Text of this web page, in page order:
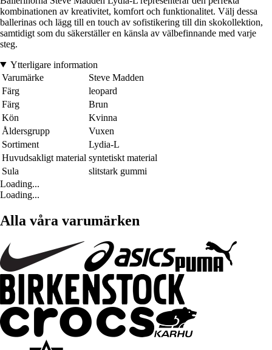
kombinationen av kreativitet, komfort och funktionalitet. Välj dessa
ballerinas och lägg till en touch av sofistikering till din skokollektion,
samtidigt som du säkerställer en känsla av välbefinnande med varje
steg.
Ytterligare information
Varumärke
Steve Madden
Färg
leopard
Färg
Brun
Kön
Kvinna
Åldersgrupp
Vuxen
Sortiment
Lydia-L
Huvudsakligt material syntetiskt material
Sula
slitstark gummi
Loading...
Loading...
Alla våra varumärken